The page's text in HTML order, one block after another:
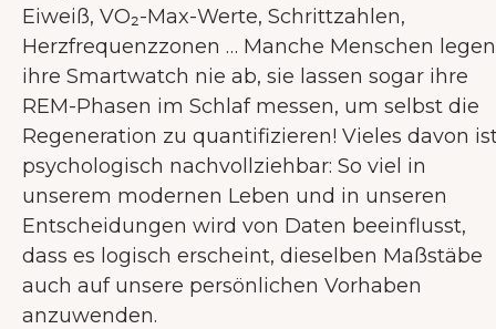
Eiweiß, VO₂-Max-Werte, Schrittzahlen,
Herzfrequenzzonen … Manche Menschen legen
ihre Smartwatch nie ab, sie lassen sogar ihre
REM-Phasen im Schlaf messen, um selbst die
Regeneration zu quantifizieren! Vieles davon
psychologisch nachvollziehbar: So viel in
unserem modernen Leben und in unseren
Entscheidungen wird von Daten beeinflusst,
dass es logisch erscheint, dieselben Maßstäbe
auch auf unsere persönlichen Vorhaben
anzuwenden.